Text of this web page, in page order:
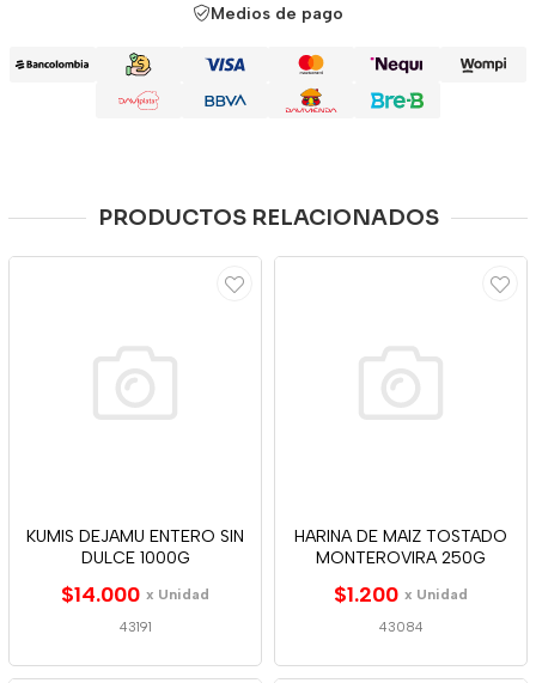
Medios de pago
PRODUCTOS RELACIONADOS
KUMIS DEJAMU ENTERO SIN
DULCE 1000G
$14.000 x Unidad
43191
HARINA DE MAIZ TOSTADO
MONTEROVIRA 250G
$1.200 x Unidad
43084